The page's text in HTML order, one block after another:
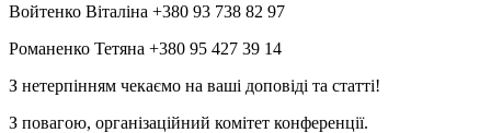
Войтенко Віталіна +380 93 738 82 97
Романенко Тетяна +380 95 427 39 14
З нетерпінням чекаємо на ваші доповіді та статті!
З повагою, організаційний комітет конференції.